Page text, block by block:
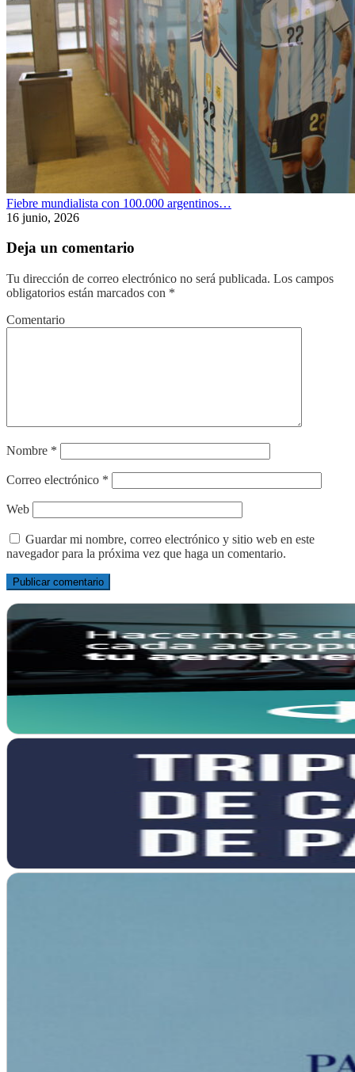
Fiebre mundialista con 100.000 argentinos…
16 junio, 2026
Deja un comentario
Tu dirección de correo electrónico no será publicada. Los campos
obligatorios están marcados con *
Comentario
Nombre *
Correo electrónico *
Web
Guardar mi nombre, correo electrónico y sitio web en este
navegador para la próxima vez que haga un comentario.